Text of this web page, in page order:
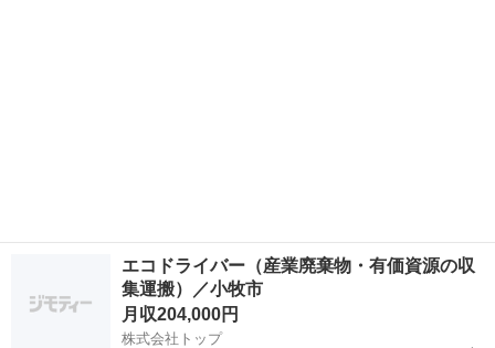
エコドライバー（産業廃棄物・有価資源の収
集運搬）／小牧市
月収204,000円
株式会社トップ